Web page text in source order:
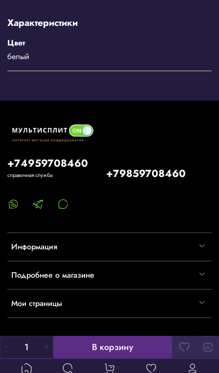
В корзину
Характеристики
Цвет
белый
Информация
Подробнее о магазине
Мои страницы
+74959708460
справочная служба +79859708460